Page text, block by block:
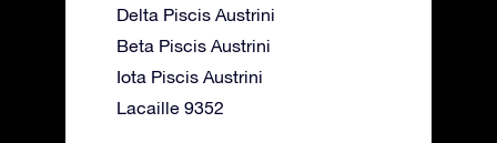
Delta Piscis Austrini
Beta Piscis Austrini
Iota Piscis Austrini
Lacaille 9352